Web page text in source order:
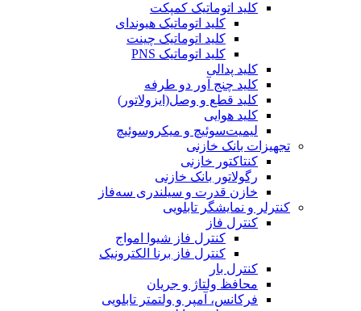
کلید اتوماتیک کمپکت
کلید اتوماتیک هیوندای
کلید اتوماتیک چینت
کلید اتوماتیک PNS
کلید پدالی
کلید چنج آور دو طرفه
کلید قطع و وصل(ایزولاتور)
کلید هوایی
لیمیت‌سوئیچ و میکروسوئیچ
تجهیزات بانک خازنی
کنتاکتور خازنی
رگولاتور بانک خازنی
خازن قدرت و سیلندری سه‌فاز
کنترلر و نمایشگر تابلویی
کنترل فاز
کنترل فاز شیوا امواج
کنترل فاز برنا الکترونیک
کنترل بار
محافظ ولتاژ و جریان
فرکانس، آمپر و ولتمتر تابلویی